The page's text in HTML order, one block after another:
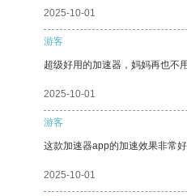
2025-10-01
游客
超级好用的加速器，妈妈再也不
2025-10-01
游客
这款加速器app的加速效果非常
2025-10-01